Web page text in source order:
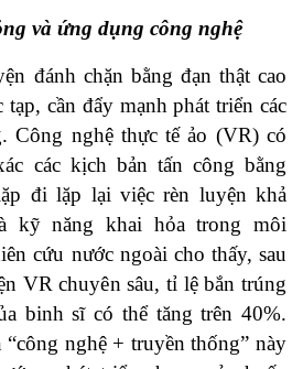
và ứng dụng công nghệ
đánh chặn bằng đạn thật cao
cần đẩy mạnh phát triển các
Công nghệ thực tế ảo (VR) có
các kịch bản tấn công bằng
đi lặp lại việc rèn luyện khả
kỹ năng khai hỏa trong môi
cứu nước ngoài cho thấy, sau
VR chuyên sâu, tỉ lệ bắn trúng
binh sĩ có thể tăng trên 40%.
nghệ + truyền thống” này